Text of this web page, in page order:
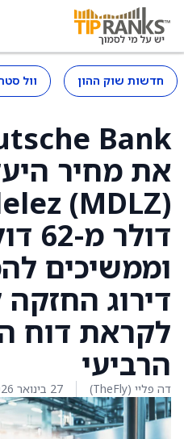
חדשות שוק ההון וול
את מחיר
דולר
וממשיכים
דירוג החזקה
לקראת דוח
הרביעי
דה פליי (TheFly) 27 בינואר 2026